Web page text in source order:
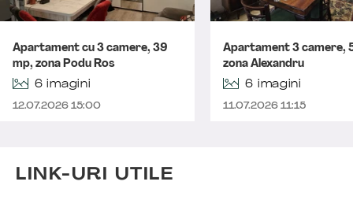
Apartament cu 3 camere, 39
mp, zona Podu Ros
6 imagini
12.07.2026 15:00
Apartament 3 camere,
zona Alexandru
6 imagini
11.07.2026 11:15
LINK-URI UTILE